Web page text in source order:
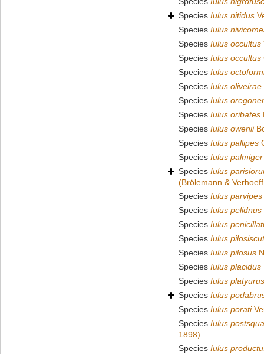
Species Iulus nitidus
Species Iulus
Species Iulus occultus
Species Iulus occultus
Species Iulus
Species Iulus oliveirae
Species Iulus
Species Iulus oribates
Species Iulus owenii
Species Iulus pallipes
Species Iulus palmiger
Species Iulus
(Brölemann &
Species Iulus parvipes
Species Iulus pelidnus
Species Iulus
Species Iulus
Species Iulus pilosus
Species Iulus placidus
Species Iulus platyurus
Species Iulus
Species Iulus porati
Species Iulus
1898)
Species Iulus